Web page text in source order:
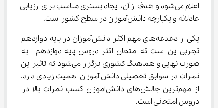
اعلام می‌شود و هدف از آن، ایجاد بستری مناسب برای ارزیابی
عادلانه و یکپارچه دانش‌آموزان در سطح کشور است.
یکی از دغدغه‌های مهم اکثر دانش‌آموزان در پایه دوازدهم
تجربی این است که امتحان اکثر دروس پایه دوازدهم  به
صورت نهایی و هماهنگ کشوری برگزار می‌شود که تاثیر این
نمرات در سوابق تحصیلی دانش آموزان اهمیت زیادی دارد.
از مهم‌ترین چالش‌های دانش‌آموزان کسب نمرات بالا در
دروس امتحانی است.